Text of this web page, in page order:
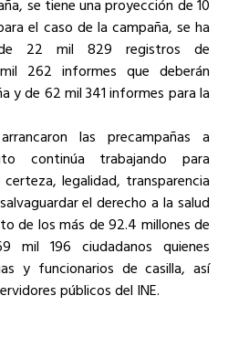
se tiene una proyección de 10
el caso de la campaña, se ha
22 mil 829 registros de
262 informes que deberán
y de 62 mil 341 informes para la
las precampañas a
continúa trabajando para
legalidad, transparencia
el derecho a la salud
de los más de 92.4 millones de
mil 196 ciudadanos quienes
y funcionarios de casilla, así
públicos del INE.